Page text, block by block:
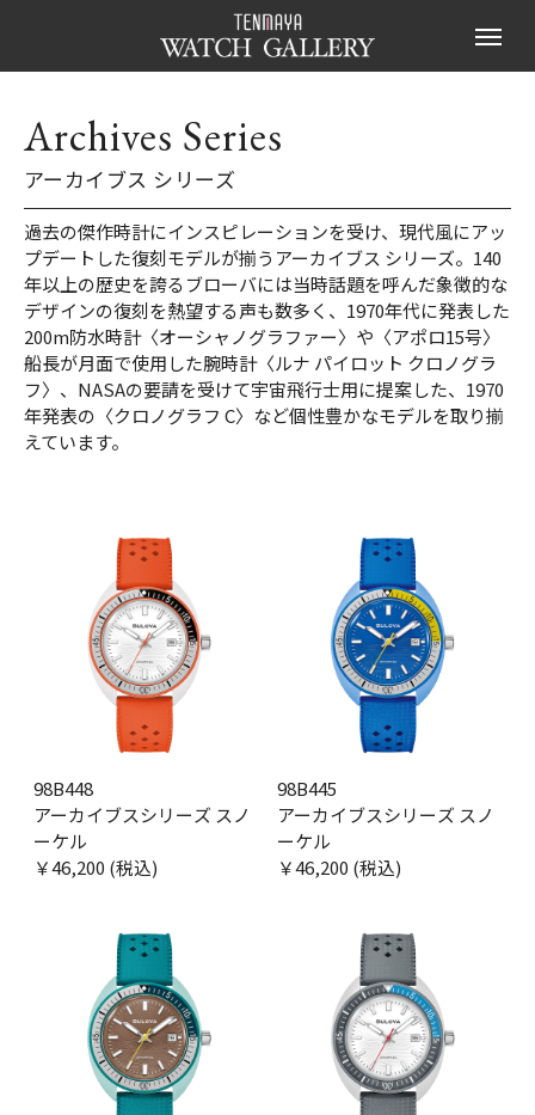
Archives Series
アーカイブス シリーズ
過去の傑作時計にインスピレーションを受け、現代風にアッ
プデートした復刻モデルが揃うアーカイブス シリーズ。140
年以上の歴史を誇るブローバには当時話題を呼んだ象徴的な
デザインの復刻を熱望する声も数多く、1970年代に発表した
200m防水時計〈オーシャノグラファー〉や〈アポロ15号〉
船長が月面で使用した腕時計〈ルナ パイロット クロノグラ
フ〉、NASAの要請を受けて宇宙飛行士用に提案した、1970
年発表の〈クロノグラフ C〉など個性豊かなモデルを取り揃
えています。
98B448
アーカイブスシリーズ スノ
ーケル
￥46,200 (税込)
98B445
アーカイブスシリーズ スノ
ーケル
￥46,200 (税込)